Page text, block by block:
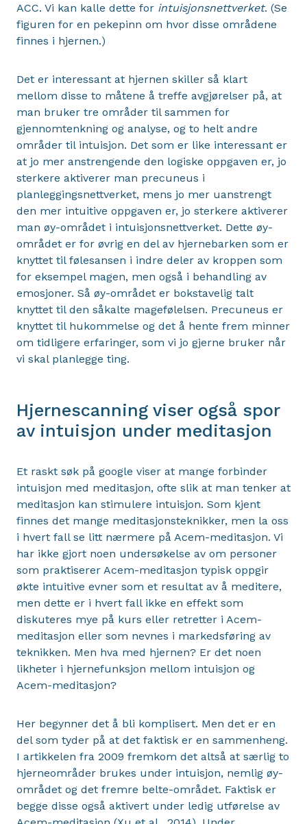
ACC. Vi kan kalle dette for intuisjonsnettverket. (Se
figuren for en pekepinn om hvor disse områdene
finnes i hjernen.)
Det er interessant at hjernen skiller så klart
mellom disse to måtene å treffe avgjørelser på, at
man bruker tre områder til sammen for
gjennomtenkning og analyse, og to helt andre
områder til intuisjon. Det som er like interessant er
at jo mer anstrengende den logiske oppgaven er, jo
sterkere aktiverer man precuneus i
planleggingsnettverket, mens jo mer uanstrengt
den mer intuitive oppgaven er, jo sterkere aktiverer
man øy-området i intuisjonsnettverket. Dette øy-
området er for øvrig en del av hjernebarken som er
knyttet til følesansen i indre deler av kroppen som
for eksempel magen, men også i behandling av
emosjoner. Så øy-området er bokstavelig talt
knyttet til den såkalte magefølelsen. Precuneus er
knyttet til hukommelse og det å hente frem minner
om tidligere erfaringer, som vi jo gjerne bruker når
vi skal planlegge ting.
Hjernescanning viser også spor
av intuisjon under meditasjon
Et raskt søk på google viser at mange forbinder
intuisjon med meditasjon, ofte slik at man tenker at
meditasjon kan stimulere intuisjon. Som kjent
finnes det mange meditasjonsteknikker, men la oss
i hvert fall se litt nærmere på Acem-meditasjon. Vi
har ikke gjort noen undersøkelse av om personer
som praktiserer Acem-meditasjon typisk oppgir
økte intuitive evner som et resultat av å meditere,
men dette er i hvert fall ikke en effekt som
diskuteres mye på kurs eller retretter i Acem-
meditasjon eller som nevnes i markedsføring av
teknikken. Men hva med hjernen? Er det noen
likheter i hjernefunksjon mellom intuisjon og
Acem-meditasjon?
Her begynner det å bli komplisert. Men det er en
del som tyder på at det faktisk er en sammenheng.
I artikkelen fra 2009 fremkom det altså at særlig to
hjerneområder brukes under intuisjon, nemlig øy-
området og det fremre belte-området. Faktisk er
begge disse også aktivert under ledig utførelse av